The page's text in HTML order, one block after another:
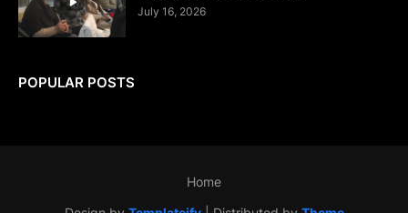
July 16, 2026
POPULAR POSTS
Home